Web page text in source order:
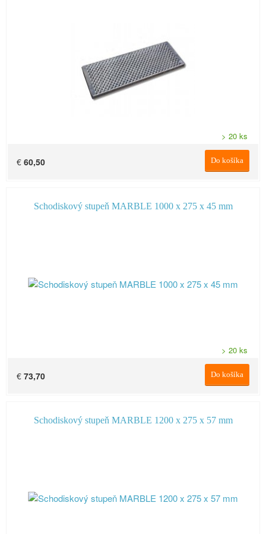
> 20 ks
Do košíka
€ 60,50
Schodiskový stupeň MARBLE 1000 x 275 x 45 mm
> 20 ks
Do košíka
€ 73,70
Schodiskový stupeň MARBLE 1200 x 275 x 57 mm